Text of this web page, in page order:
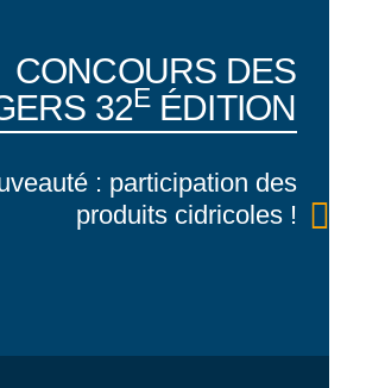
CONCOURS DES
32EÉDITION
: participation des
produits cidricoles !